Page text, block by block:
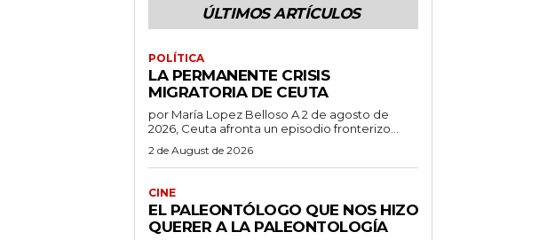
ÚLTIMOS ARTÍCULOS
POLÍTICA
LA PERMANENTE CRISIS
MIGRATORIA DE CEUTA
por María Lopez Belloso A 2 de agosto de
2026, Ceuta afronta un episodio fronterizo...
2 de August de 2026
CINE
EL PALEONTÓLOGO QUE NOS HIZO
QUERER A LA PALEONTOLOGÍA